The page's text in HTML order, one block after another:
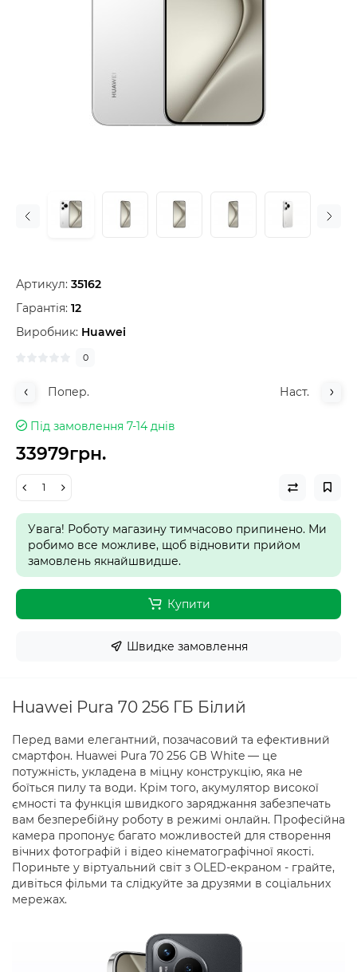
Артикул: 35162
Гарантія: 12
Виробник: Huawei
0
Попер. Наст.
Під замовлення 7-14 днів
33979грн.
Увага! Роботу магазину тимчасово припинено. Ми
робимо все можливе, щоб відновити прийом
замовлень якнайшвидше.
Купити
Швидке замовлення
Huawei Pura 70 256 ГБ Білий
Перед вами елегантний, позачасовий та ефективний
смартфон. Huawei Pura 70 256 GB White — це
потужність, укладена в міцну конструкцію, яка не
боїться пилу та води. Крім того, акумулятор високої
ємності та функція швидкого заряджання забезпечать
вам безперебійну роботу в режимі онлайн. Професійна
камера пропонує багато можливостей для створення
вічних фотографій і відео кінематографічної якості.
Пориньте у віртуальний світ з OLED-екраном - грайте,
дивіться фільми та слідкуйте за друзями в соціальних
мережах.